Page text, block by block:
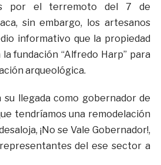
por el terremoto del 7 de
sin embargo, los artesanos
informativo que la propiedad
fundación “Alfredo Harp” para
arqueológica.
llegada como gobernador de
tendríamos una remodelación
¡No se Vale Gobernador!,
del ese sector a